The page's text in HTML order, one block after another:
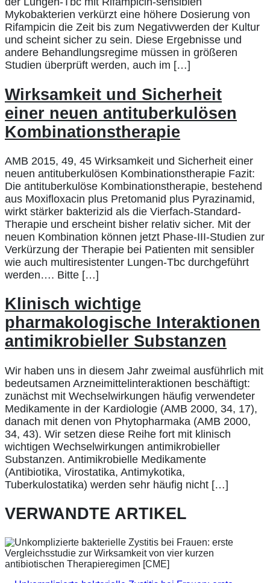
Mykobakterien verkürzt eine höhere Dosierung von
Rifampicin die Zeit bis zum Negativwerden der Kultur
und scheint sicher zu sein. Diese Ergebnisse und
andere Behandlungsregime müssen in größeren
Studien überprüft werden, auch im […]
Wirksamkeit und Sicherheit
einer neuen antituberkulösen
Kombinationstherapie
AMB 2015, 49, 45 Wirksamkeit und Sicherheit einer
neuen antituberkulösen Kombinationstherapie Fazit:
Die antituberkulöse Kombinationstherapie, bestehend
aus Moxifloxacin plus Pretomanid plus Pyrazinamid,
wirkt stärker bakterizid als die Vierfach-Standard-
Therapie und erscheint bisher relativ sicher. Mit der
neuen Kombination können jetzt Phase-III-Studien zur
Verkürzung der Therapie bei Patienten mit sensibler
wie auch multiresistenter Lungen-Tbc durchgeführt
werden…. Bitte […]
Klinisch wichtige
pharmakologische Interaktionen
antimikrobieller Substanzen
Wir haben uns in diesem Jahr zweimal ausführlich mit
bedeutsamen Arzneimittelinteraktionen beschäftigt:
zunächst mit Wechselwirkungen häufig verwendeter
Medikamente in der Kardiologie (AMB 2000, 34, 17),
danach mit denen von Phytopharmaka (AMB 2000,
34, 43). Wir setzen diese Reihe fort mit klinisch
wichtigen Wechselwirkungen antimikrobieller
Substanzen. Antimikrobielle Medikamente
(Antibiotika, Virostatika, Antimykotika,
Tuberkulostatika) werden sehr häufig nicht […]
VERWANDTE ARTIKEL